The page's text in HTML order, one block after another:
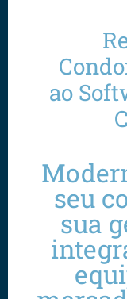
ao
seu
sua